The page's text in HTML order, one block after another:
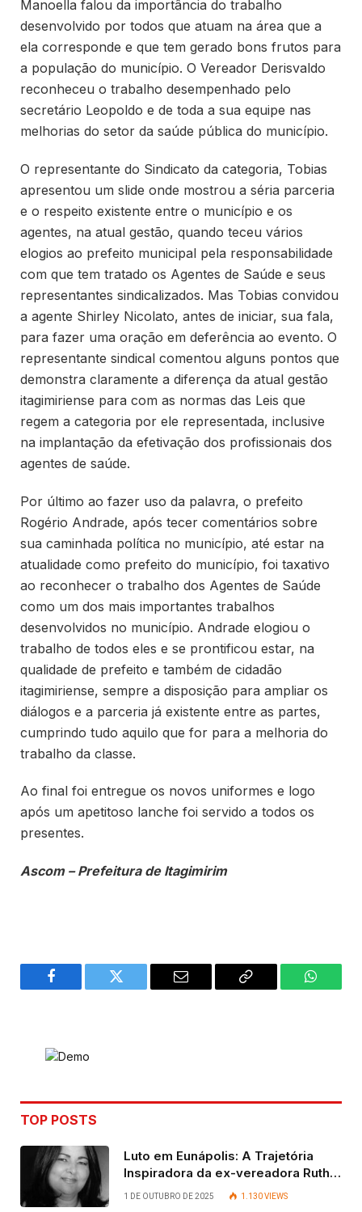
Manoella falou da importância do trabalho
desenvolvido por todos que atuam na área que a
ela corresponde e que tem gerado bons frutos para
a população do município. O Vereador Derisvaldo
reconheceu o trabalho desempenhado pelo
secretário Leopoldo e de toda a sua equipe nas
melhorias do setor da saúde pública do município.
O representante do Sindicato da categoria, Tobias
apresentou um slide onde mostrou a séria parceria
e o respeito existente entre o município e os
agentes, na atual gestão, quando teceu vários
elogios ao prefeito municipal pela responsabilidade
com que tem tratado os Agentes de Saúde e seus
representantes sindicalizados. Mas Tobias convidou
a agente Shirley Nicolato, antes de iniciar, sua fala,
para fazer uma oração em deferência ao evento. O
representante sindical comentou alguns pontos que
demonstra claramente a diferença da atual gestão
itagimiriense para com as normas das Leis que
regem a categoria por ele representada, inclusive
na implantação da efetivação dos profissionais dos
agentes de saúde.
Por último ao fazer uso da palavra, o prefeito
Rogério Andrade, após tecer comentários sobre
sua caminhada política no município, até estar na
atualidade como prefeito do município, foi taxativo
ao reconhecer o trabalho dos Agentes de Saúde
como um dos mais importantes trabalhos
desenvolvidos no município. Andrade elogiou o
trabalho de todos eles e se prontificou estar, na
qualidade de prefeito e também de cidadão
itagimiriense, sempre a disposição para ampliar os
diálogos e a parceria já existente entre as partes,
cumprindo tudo aquilo que for para a melhoria do
trabalho da classe.
Ao final foi entregue os novos uniformes e logo
após um apetitoso lanche foi servido a todos os
presentes.
Ascom – Prefeitura de Itagimirim
Facebook Twitter Email
Copy
TOP POSTS
Luto em Eunápolis: A Trajetória
Inspiradora da ex-vereadora Ruth
Contadora
1 DE OUTUBRO DE 2025 1.130VIEWS